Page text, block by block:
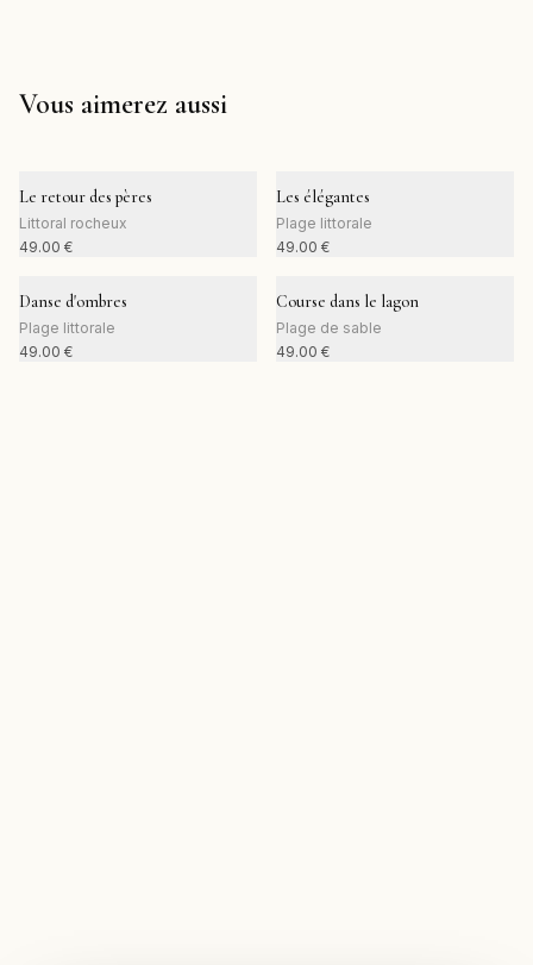
Vous aimerez aussi
Le retour des pères
Littoral rocheux
49.00 €
Les élégantes
Plage littorale
49.00 €
Danse d'ombres
Plage littorale
49.00 €
Course dans le lagon
Plage de sable
49.00 €